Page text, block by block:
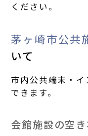
ください。
茅ヶ崎市公共
いて
市内公共端末・
できます。
会館施設の空